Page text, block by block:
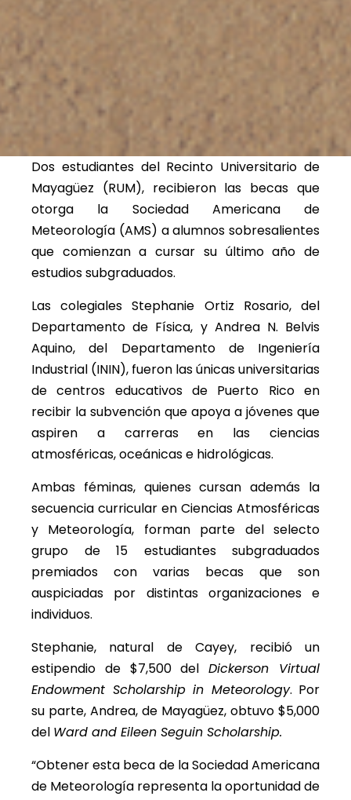
Dos estudiantes del Recinto Universitario de
Mayagüez (RUM), recibieron las becas que
otorga la Sociedad Americana de
Meteorología (AMS) a alumnos sobresalientes
que comienzan a cursar su último año de
estudios subgraduados.
Las colegiales Stephanie Ortiz Rosario, del
Departamento de Física, y Andrea N. Belvis
Aquino, del Departamento de Ingeniería
Industrial (ININ), fueron las únicas universitarias
de centros educativos de Puerto Rico en
recibir la subvención que apoya a jóvenes que
aspiren a carreras en las ciencias
atmosféricas, oceánicas e hidrológicas.
Ambas féminas, quienes cursan además la
secuencia curricular en Ciencias Atmosféricas
y Meteorología, forman parte del selecto
grupo de 15 estudiantes subgraduados
premiados con varias becas que son
auspiciadas por distintas organizaciones e
individuos.
Stephanie, natural de Cayey, recibió un
estipendio de $7,500 delDickerson Virtual
Endowment Scholarship in Meteorology. Por
su parte, Andrea, de Mayagüez, obtuvo $5,000
del Ward and Eileen Seguin Scholarship.
“Obtener esta beca de la Sociedad Americana
de Meteorología representa la oportunidad de